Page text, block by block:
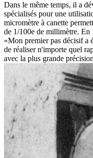
Dans le même temps, il a
spécialisés pour une
micromètre à canette
de 1/100e de millimètre.
«Mon premier pas décisif a
de réaliser n'importe quel
avec la plus grande